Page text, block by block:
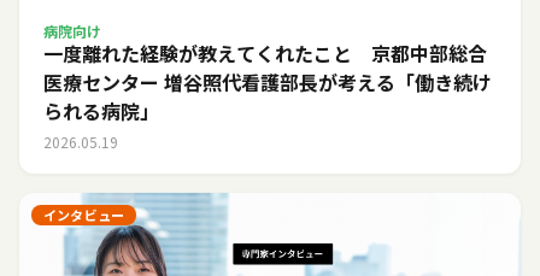
病院向け
一度離れた経験が教えてくれたこと 京都中部総合
医療センター 増谷照代看護部長が考える「働き続け
られる病院」
2026.05.19
インタビュー